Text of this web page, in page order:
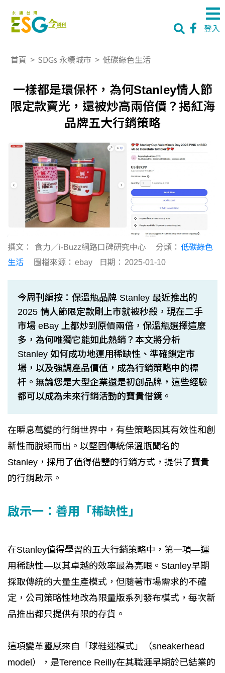
登入
首頁 > SDGs 永續城市 > 低碳綠色生活
一樣都是環保杯，為何Stanley情人節
限定款賣光，還被炒高兩倍價？揭紅海
品牌五大行銷策略
撰文： 食力／i-Buzz網路口碑研究中心 分類： 低碳綠色
生活
圖檔來源： ebay 日期： 2025-01-10
今周刊編按：保溫瓶品牌 Stanley 最近推出的
2025 情人節限定款剛上市就被秒殺，現在二手
市場 eBay 上都炒到原價兩倍，保溫瓶選擇這麼
多，為何唯獨它能如此熱銷？本文將分析
Stanley 如何成功地運用稀缺性、準確鎖定市
場，以及強調產品價值，成為行銷策略中的標
杆。無論您是大型企業還是初創品牌，這些經驗
都可以成為未來行銷活動的寶貴借鏡。
在瞬息萬變的行銷世界中，有些策略因其有效性和創
新性而脫穎而出。以堅固傳統保溫瓶聞名的
Stanley，採用了值得借鑒的行銷方式，提供了寶貴
的行銷啟示。
啟示一：善用「稀缺性」
在Stanley值得學習的五大行銷策略中，第一項—運
用稀缺性—以其卓越的效率最為亮眼。Stanley早期
採取傳統的大量生產模式，但隨著市場需求的不確
定，公司策略性地改為限量版系列發布模式，每次新
品推出都只提供有限的存貨。
這項變革靈感來自「球鞋迷模式」（sneakerhead
model），是Terence Reilly在其職涯早期於已結業的